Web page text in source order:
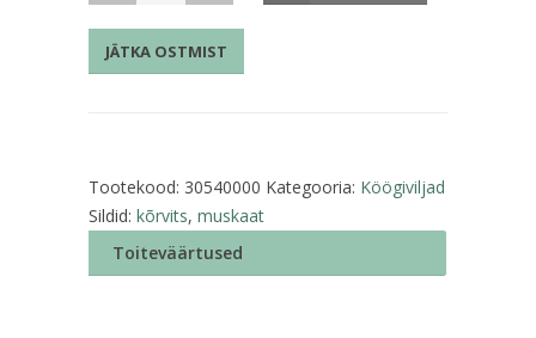
JÄTKA OSTMIST
Tootekood: 30540000 Kategooria: Köögiviljad
Sildid: kõrvits, muskaat
Toiteväärtused